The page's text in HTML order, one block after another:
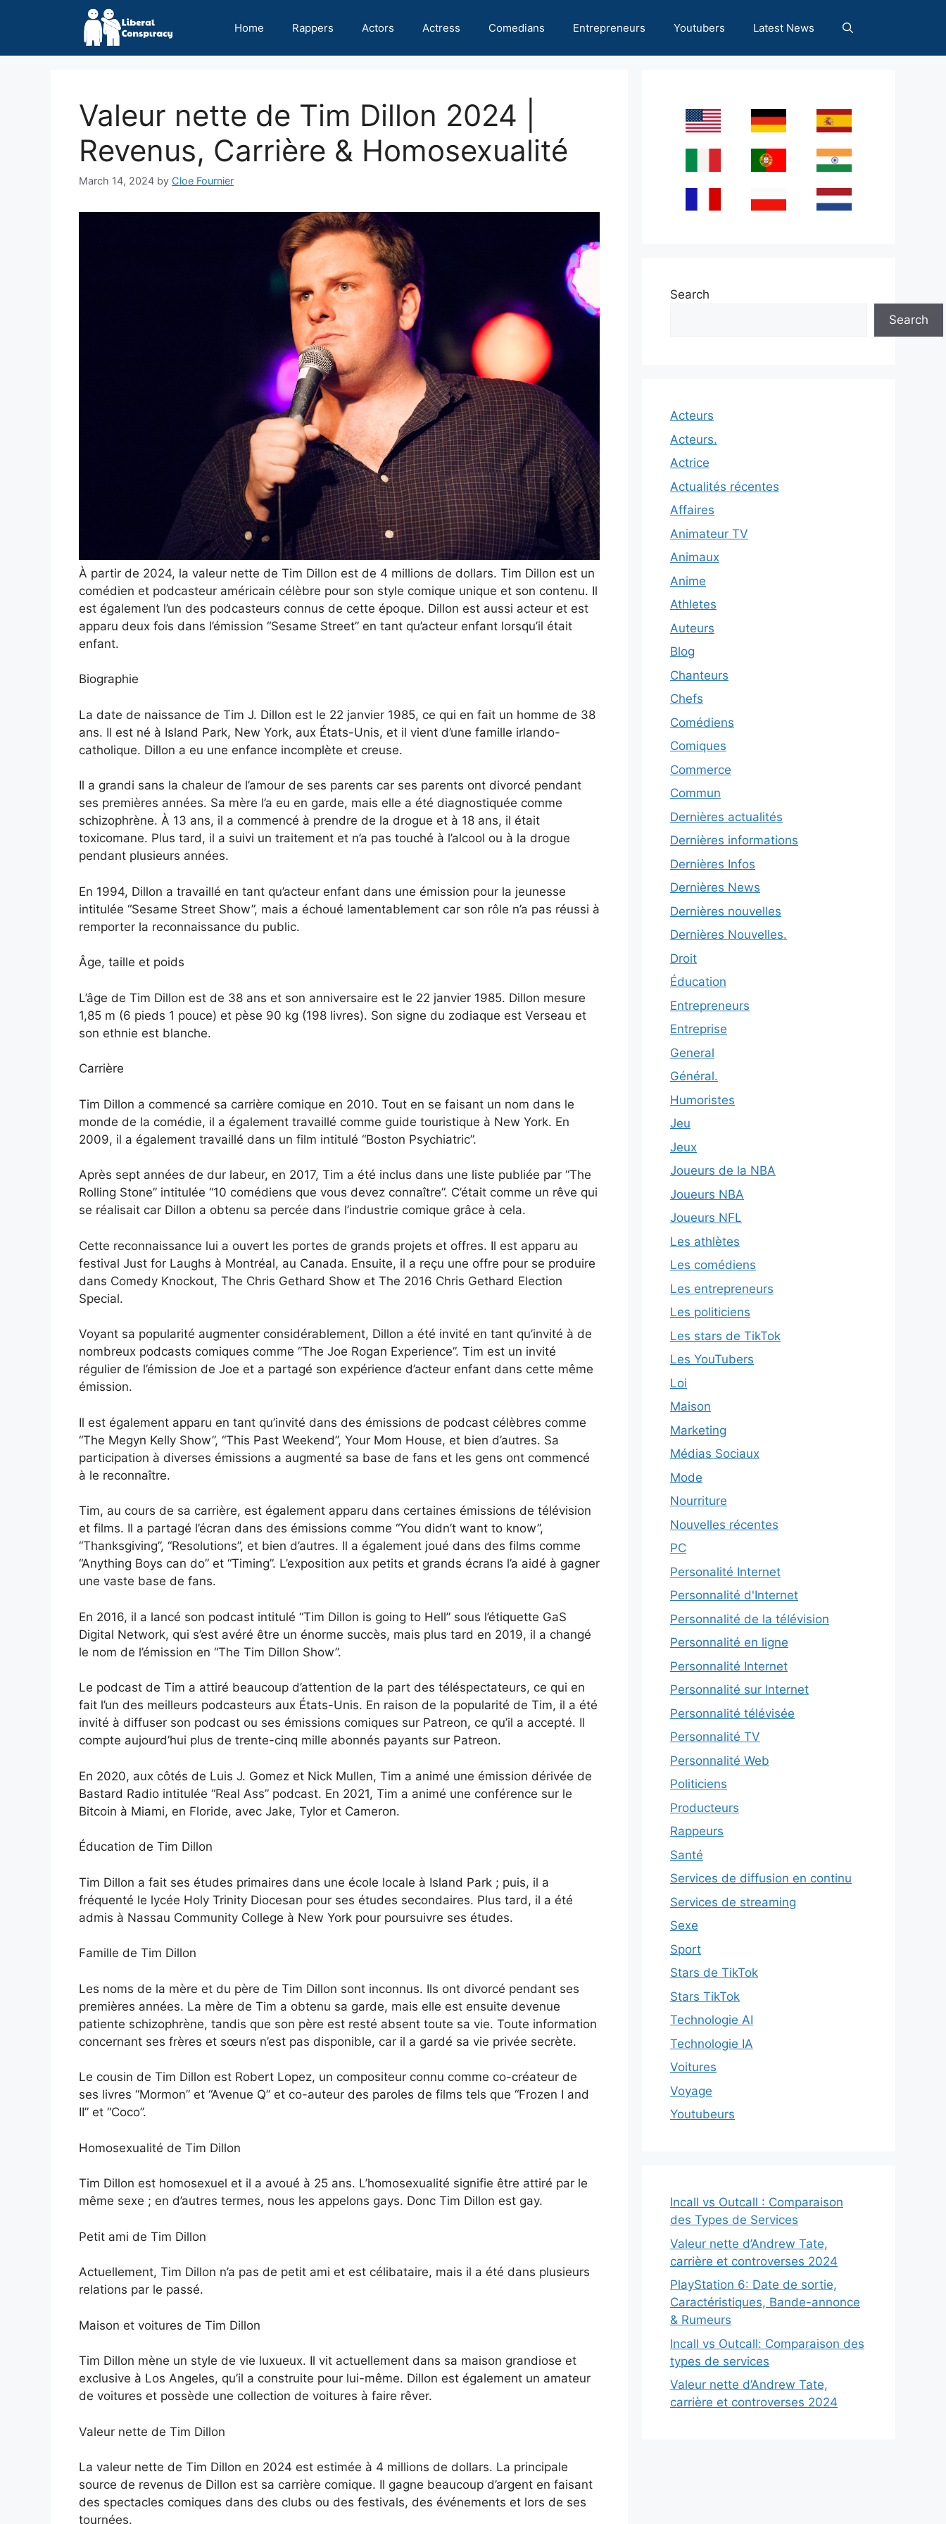
Home Rappers Actors Actress Comedians Entrepreneurs Youtubers Latest News
Valeur nette de Tim Dillon 2024 |
Revenus, Carrière & Homosexualité
March 14, 2024 by Cloe Fournier
À partir de 2024, la valeur nette de Tim Dillon est de 4 millions de dollars. Tim Dillon est un
comédien et podcasteur américain célèbre pour son style comique unique et son contenu. Il
est également l’un des podcasteurs connus de cette époque. Dillon est aussi acteur et est
apparu deux fois dans l’émission “Sesame Street” en tant qu’acteur enfant lorsqu’il était
enfant.
Biographie
La date de naissance de Tim J. Dillon est le 22 janvier 1985, ce qui en fait un homme de 38
ans. Il est né à Island Park, New York, aux États-Unis, et il vient d’une famille irlando-
catholique. Dillon a eu une enfance incomplète et creuse.
Il a grandi sans la chaleur de l’amour de ses parents car ses parents ont divorcé pendant
ses premières années. Sa mère l’a eu en garde, mais elle a été diagnostiquée comme
schizophrène. À 13 ans, il a commencé à prendre de la drogue et à 18 ans, il était
toxicomane. Plus tard, il a suivi un traitement et n’a pas touché à l’alcool ou à la drogue
pendant plusieurs années.
En 1994, Dillon a travaillé en tant qu’acteur enfant dans une émission pour la jeunesse
intitulée “Sesame Street Show”, mais a échoué lamentablement car son rôle n’a pas réussi à
remporter la reconnaissance du public.
Âge, taille et poids
L’âge de Tim Dillon est de 38 ans et son anniversaire est le 22 janvier 1985. Dillon mesure
1,85 m (6 pieds 1 pouce) et pèse 90 kg (198 livres). Son signe du zodiaque est Verseau et
son ethnie est blanche.
Carrière
Tim Dillon a commencé sa carrière comique en 2010. Tout en se faisant un nom dans le
monde de la comédie, il a également travaillé comme guide touristique à New York. En
2009, il a également travaillé dans un film intitulé “Boston Psychiatric”.
Après sept années de dur labeur, en 2017, Tim a été inclus dans une liste publiée par “The
Rolling Stone” intitulée “10 comédiens que vous devez connaître”. C’était comme un rêve qui
se réalisait car Dillon a obtenu sa percée dans l’industrie comique grâce à cela.
Cette reconnaissance lui a ouvert les portes de grands projets et offres. Il est apparu au
festival Just for Laughs à Montréal, au Canada. Ensuite, il a reçu une offre pour se produire
dans Comedy Knockout, The Chris Gethard Show et The 2016 Chris Gethard Election
Special.
Voyant sa popularité augmenter considérablement, Dillon a été invité en tant qu’invité à de
nombreux podcasts comiques comme “The Joe Rogan Experience”. Tim est un invité
régulier de l’émission de Joe et a partagé son expérience d’acteur enfant dans cette même
émission.
Il est également apparu en tant qu’invité dans des émissions de podcast célèbres comme
“The Megyn Kelly Show”, “This Past Weekend”, Your Mom House, et bien d’autres. Sa
participation à diverses émissions a augmenté sa base de fans et les gens ont commencé
à le reconnaître.
Tim, au cours de sa carrière, est également apparu dans certaines émissions de télévision
et films. Il a partagé l’écran dans des émissions comme “You didn’t want to know”,
“Thanksgiving”, “Resolutions”, et bien d’autres. Il a également joué dans des films comme
“Anything Boys can do” et “Timing”. L’exposition aux petits et grands écrans l’a aidé à gagner
une vaste base de fans.
En 2016, il a lancé son podcast intitulé “Tim Dillon is going to Hell” sous l’étiquette GaS
Digital Network, qui s’est avéré être un énorme succès, mais plus tard en 2019, il a changé
le nom de l’émission en “The Tim Dillon Show”.
Le podcast de Tim a attiré beaucoup d’attention de la part des téléspectateurs, ce qui en
fait l’un des meilleurs podcasteurs aux États-Unis. En raison de la popularité de Tim, il a été
invité à diffuser son podcast ou ses émissions comiques sur Patreon, ce qu’il a accepté. Il
compte aujourd’hui plus de trente-cinq mille abonnés payants sur Patreon.
En 2020, aux côtés de Luis J. Gomez et Nick Mullen, Tim a animé une émission dérivée de
Bastard Radio intitulée “Real Ass” podcast. En 2021, Tim a animé une conférence sur le
Bitcoin à Miami, en Floride, avec Jake, Tylor et Cameron.
Éducation de Tim Dillon
Tim Dillon a fait ses études primaires dans une école locale à Island Park ; puis, il a
fréquenté le lycée Holy Trinity Diocesan pour ses études secondaires. Plus tard, il a été
admis à Nassau Community College à New York pour poursuivre ses études.
Famille de Tim Dillon
Les noms de la mère et du père de Tim Dillon sont inconnus. Ils ont divorcé pendant ses
premières années. La mère de Tim a obtenu sa garde, mais elle est ensuite devenue
patiente schizophrène, tandis que son père est resté absent toute sa vie. Toute information
concernant ses frères et sœurs n’est pas disponible, car il a gardé sa vie privée secrète.
Le cousin de Tim Dillon est Robert Lopez, un compositeur connu comme co-créateur de
ses livres “Mormon” et “Avenue Q” et co-auteur des paroles de films tels que “Frozen I and
II” et “Coco”.
Homosexualité de Tim Dillon
Tim Dillon est homosexuel et il a avoué à 25 ans. L’homosexualité signifie être attiré par le
même sexe ; en d’autres termes, nous les appelons gays. Donc Tim Dillon est gay.
Petit ami de Tim Dillon
Actuellement, Tim Dillon n’a pas de petit ami et est célibataire, mais il a été dans plusieurs
relations par le passé.
Maison et voitures de Tim Dillon
Tim Dillon mène un style de vie luxueux. Il vit actuellement dans sa maison grandiose et
exclusive à Los Angeles, qu’il a construite pour lui-même. Dillon est également un amateur
de voitures et possède une collection de voitures à faire rêver.
Valeur nette de Tim Dillon
La valeur nette de Tim Dillon en 2024 est estimée à 4 millions de dollars. La principale
source de revenus de Dillon est sa carrière comique. Il gagne beaucoup d’argent en faisant
des spectacles comiques dans des clubs ou des festivals, des événements et lors de ses
tournées.
Search
Search
Acteurs
Acteurs.
Actrice
Actualités récentes
Affaires
Animateur TV
Animaux
Anime
Athletes
Auteurs
Blog
Chanteurs
Chefs
Comédiens
Comiques
Commerce
Commun
Dernières actualités
Dernières informations
Dernières Infos
Dernières News
Dernières nouvelles
Dernières Nouvelles.
Droit
Éducation
Entrepreneurs
Entreprise
General
Général.
Humoristes
Jeu
Jeux
Joueurs de la NBA
Joueurs NBA
Joueurs NFL
Les athlètes
Les comédiens
Les entrepreneurs
Les politiciens
Les stars de TikTok
Les YouTubers
Loi
Maison
Marketing
Médias Sociaux
Mode
Nourriture
Nouvelles récentes
PC
Personalité Internet
Personnalité d'Internet
Personnalité de la télévision
Personnalité en ligne
Personnalité Internet
Personnalité sur Internet
Personnalité télévisée
Personnalité TV
Personnalité Web
Politiciens
Producteurs
Rappeurs
Santé
Services de diffusion en continu
Services de streaming
Sexe
Sport
Stars de TikTok
Stars TikTok
Technologie AI
Technologie IA
Voitures
Voyage
Youtubeurs
Incall vs Outcall : Comparaison
des Types de Services
Valeur nette d’Andrew Tate,
carrière et controverses 2024
PlayStation 6: Date de sortie,
Caractéristiques, Bande-annonce
& Rumeurs
Incall vs Outcall: Comparaison des
types de services
Valeur nette d’Andrew Tate,
carrière et controverses 2024